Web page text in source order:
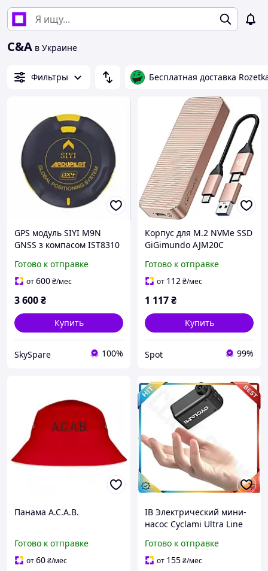
C&A в Украине
Фильтры Бесплатная доставка
GPS модуль SIYI M9N
GNSS з компасом IST8310
Готово к отправке
от600₴/мес
3 600₴
Купить
SkySpare 100%
Корпус для M.2 NVMe SSD
GiGimundo AJM20C
Gen 2x2 скорость 20Gbps
розовое золото
Готово к отправке
от 112₴/мес
1 117₴
Купить
Spot 99%
Панама A.C.A.B.
Готово к отправке
от60₴/мес
ІВ Электрический мини-
насос Cyclami Ultra Line
шин портативный насос
с аккумул ЕMN_PS
Готово к отправке
от 155₴/мес